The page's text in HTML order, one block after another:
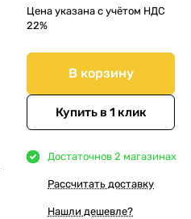
Цена указана с учётом НДС
22%
В корзину
Купить в 1 клик
Достаточнов 2 магазинах
Рассчитать доставку
Нашли дешевле?